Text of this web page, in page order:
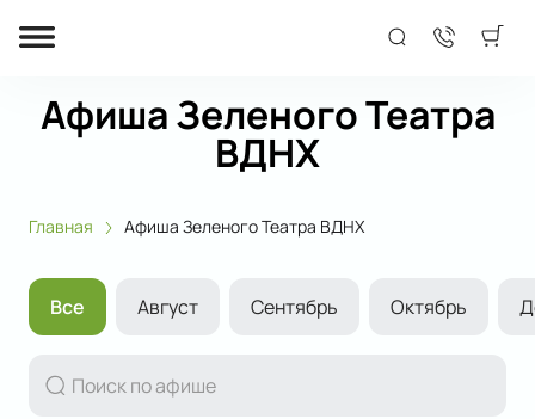
Афиша Зеленого Театра
ВДНХ
Главная Афиша Зеленого Театра ВДНХ
Все Август Сентябрь Октябрь